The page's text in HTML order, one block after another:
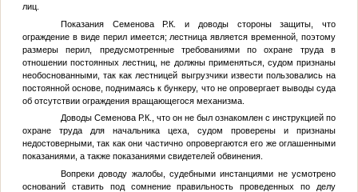
лиц.
Показания Семенова Р.К. и доводы стороны защиты, что
ограждение в виде перил имеется; лестница является временной, поэтому
размеры перил, предусмотренные требованиями по охране труда в
отношении постоянных лестниц, не должны применяться, судом признаны
необоснованными, так как лестницей выгрузчики извести пользовались на
постоянной основе, поднимаясь к бункеру, что не опровергает выводы суда
об отсутствии ограждения вращающегося механизма.
Доводы Семенова Р.К., что он не был ознакомлен с инструкцией по
охране труда для начальника цеха, судом проверены и признаны
недостоверными, так как они частично опровергаются его же оглашенными
показаниями, а также показаниями свидетелей обвинения.
Вопреки доводу жалобы, судебными инстанциями не усмотрено
оснований ставить под сомнение правильность проведенных по делу